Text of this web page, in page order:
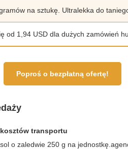
na sztukę. Ultralekka do
od 1,94 USD dla dużych zamówień
Poproś o bezpłatną ofertę!
transportu
o zaledwie 250 g na